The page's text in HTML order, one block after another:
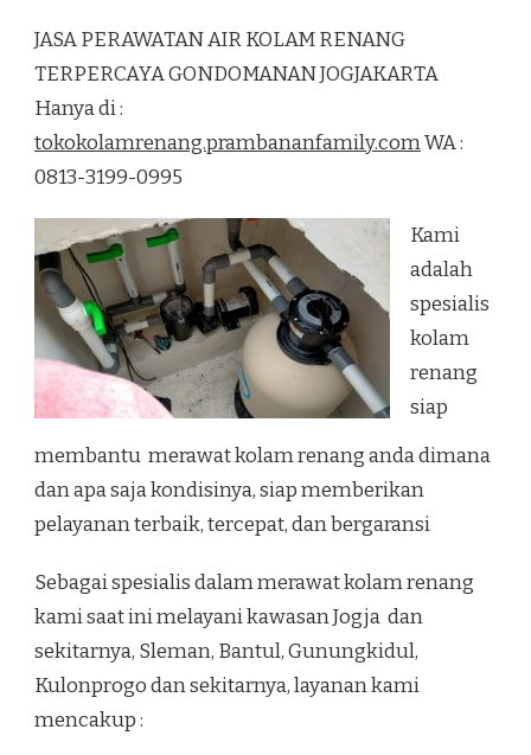
AIR
KOLAM
RENANG
GONDOMANAN
JOGJAKARTA
JASA PERAWATAN AIR KOLAM RENANG
TERPERCAYA GONDOMANAN JOGJAKARTA
Hanya di :
tokokolamrenang.prambananfamily.comWA :
0813-3199-0995
Kami
adalah
spesialis
kolam
renang
siap
membantu merawat kolam renang anda dimana
dan apa saja kondisinya, siap memberikan
pelayanan terbaik, tercepat, dan bergaransi
Sebagai spesialis dalam merawat kolam renang
kami saat ini melayani kawasan Jogja dan
sekitarnya, Sleman, Bantul, Gunungkidul,
Kulonprogo dan sekitarnya, layanan kami
mencakup :